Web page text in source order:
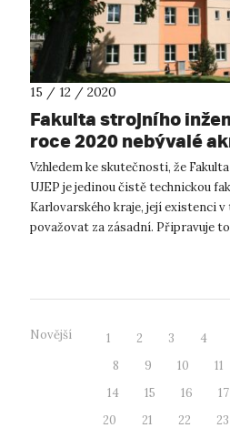
15 / 12 / 2020
Fakulta strojního
roce 2020 nebývalé
úspěchy
Vzhledem ke skutečnosti, že
UJEP je jedinou čistě technickou
Karlovarského kraje, její existenci
považovat za zásadní. Připravuje
Novější 1 2 3 4
8
9 10 11
14
15 16 17
20
21 22 23